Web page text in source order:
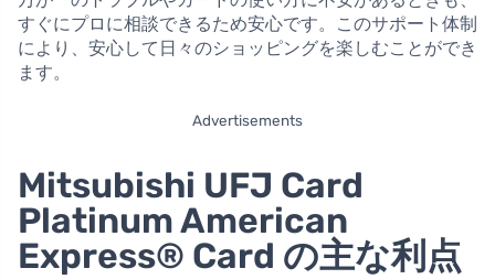
すぐにプロに相談できるため安心です。このサポート体制
により、安心して日々のショッピングを楽しむことができ
ます。
Advertisements
Mitsubishi UFJ Card
Platinum American
Express® Card の主な利点